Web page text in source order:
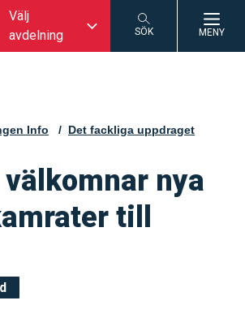
Välj
avdelning
SÖK MENY
Info Det fackliga uppdraget
nya
till